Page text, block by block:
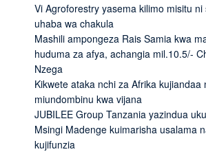
Vi Agroforestry yasema kilimo misitu ni
uhaba wa chakula
Mashili ampongeza Rais Samia kwa
huduma za afya, achangia mil.10.5/-
Nzega
Kikwete ataka nchi za Afrika kujiandaa
miundombinu kwa vijana
JUBILEE Group Tanzania yazindua
Msingi Madenge kuimarisha usalama
kujifunzia